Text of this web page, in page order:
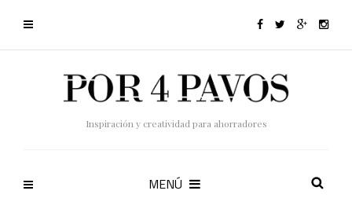
Inspiración y creatividad para ahorradores
MENÚ